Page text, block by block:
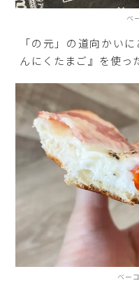
ベ
「の元」の道向かい
んにくたまご』を使っ
ベー